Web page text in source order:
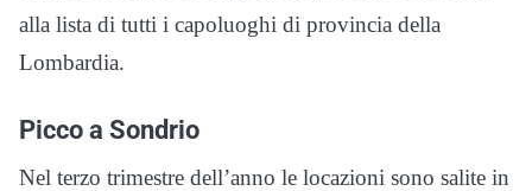
alla lista di tutti i capoluoghi di provincia della
Lombardia.
Picco a Sondrio
Nel terzo trimestre dell’anno le locazioni sono salite in